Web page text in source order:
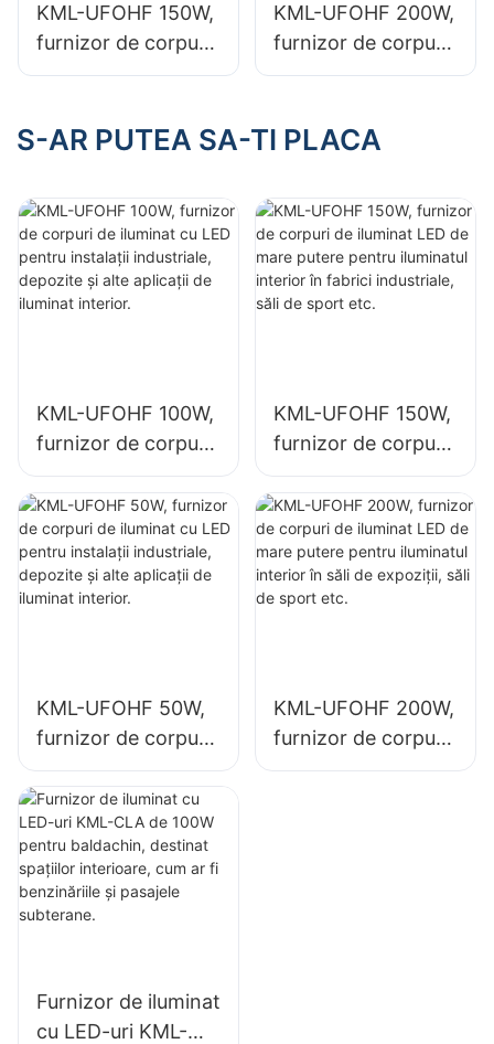
KML-UFOHF 150W,
furnizor de corpuri
de iluminat LED de
iluminatul interior în
săli de sport etc.
KML-UFOHF 200W,
furnizor de corpuri
de iluminat LED de
iluminatul interior în
de sport etc.
S-AR PUTEA SA-TI PLACA
KML-UFOHF 100W,
furnizor de corpuri
de iluminat cu LED
pentru instalații
industriale,
depozite și alte
aplicații de iluminat
KML-UFOHF 150W,
furnizor de corpuri
de iluminat LED de
mare putere pentru
iluminatul interior în
fabrici industriale,
săli de sport etc.
KML-UFOHF 50W,
furnizor de corpuri
de iluminat cu LED
pentru instalații
industriale,
depozite și alte
aplicații de iluminat
interior.
KML-UFOHF 200W,
furnizor de corpuri
de iluminat LED de
Furnizor de iluminat
cu LED-uri KML-